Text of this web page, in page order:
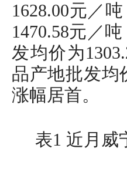
1628.00元／
1470.58元／
发均价为
品产地批发均
涨幅居首。
表1 近月威